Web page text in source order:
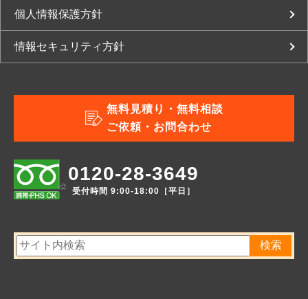
個人情報保護方針
情報セキュリティ方針
無料見積り・無料相談
ご依頼・お問合わせ
0120-28-3649
受付時間 9:00-18:00［平日］
検索